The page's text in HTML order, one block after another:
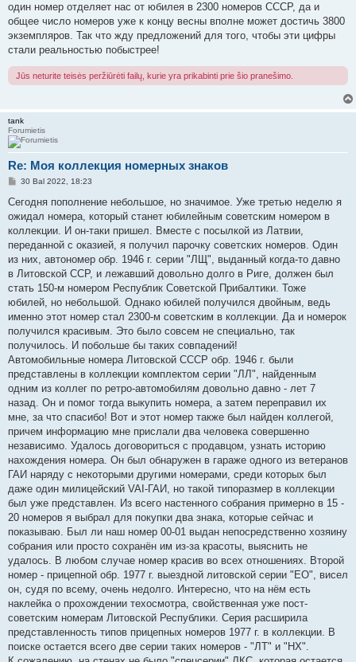
один номер отделяет нас от юбилея в 2300 номеров СССР, да и
общее число номеров уже к концу весны вполне может достичь 3800
экземпляров. Так что жду предложений для того, чтобы эти цифры
стали реальностью побыстрее!
Jūs neturite teisės peržiūrėti failų, kurie yra prikabinti prie šio pranešimo.
tank
Forumietis
Re: Моя коллекция номерных знаков
S
a
d
a
t
i
ė
30 Bal 2022, 18:23
Сегодня пополнение небольшое, но значимое. Уже третью неделю я
ожидал номера, который станет юбилейным советским номером в
коллекции. И он-таки пришел. Вместе с посылкой из Латвии,
переданной с оказией, я получил парочку советских номеров. Один
из них, автономер обр. 1946 г. серии "ЛЩ", выданный когда-то давно
в Литовской ССР, и лежавший довольно долго в Риге, должен был
стать 150-м номером Республик Советской Прибалтики. Тоже
юбилей, но небольшой. Однако юбилей получился двойным, ведь
именно этот номер стал 2300-м советским в коллекции. Да и номерок
получился красивым. Это было совсем не специально, так
получилось. И побольше бы таких совпадений!
Автомобильные номера Литовской СССР обр. 1946 г. были
представлены в коллекции комплектом серии "ЛЛ", найденным
одним из коллег по ретро-автомобилям довольно давно - лет 7
назад. Он и помог тогда выкупить номера, а затем переправил их
мне, за что спасибо! Вот и этот номер также был найден коллегой,
причем информацию мне прислали два человека совершенно
независимо. Удалось договориться с продавцом, узнать историю
нахождения номера. Он был обнаружен в гараже одного из ветеранов
ГАИ наряду с некоторыми другими номерами, среди которых был
даже один милицейский VAI-ГАИ, но такой типоразмер в коллекции
был уже представлен. Из всего настенного собрания примерно в 15 -
20 номеров я выбрал для покупки два знака, которые сейчас и
показываю. Был ли наш номер 00-01 выдан непосредственно хозяину
собрания или просто сохранён им из-за красоты, выяснить не
удалось. В любом случае номер красив во всех отношениях. Второй
номер - прицепной обр. 1977 г. выездной литовской серии "ЕО", висел
он, судя по всему, очень недолго. Интересно, что на нём есть
наклейка о прохождении техосмотра, свойственная уже пост-
советским номерам Литовской Республики. Серия расширила
представленность типов прицепных номеров 1977 г. в коллекции. В
поиске остается всего две серии таких номеров - "ЛТ" и "НХ".